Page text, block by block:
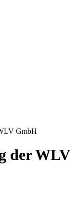
GmbH
der WLV